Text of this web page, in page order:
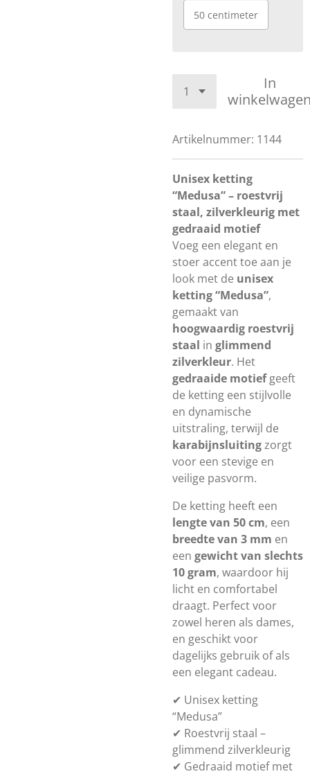
50 centimeter
In
Artikelnummer: 1144
Unisex ketting
“Medusa” – roestvrij
staal, zilverkleurig met
gedraaid motief
Voeg een elegant en
stoer accent toe aan je
look met de unisex
ketting “Medusa”,
gemaakt van
hoogwaardig roestvrij
staal in glimmend
zilverkleur. Het
gedraaide motiefgeeft
de ketting een stijlvolle
en dynamische
uitstraling, terwijl de
karabijnsluitingzorgt
voor een stevige en
veilige pasvorm.
De ketting heeft een
lengte van 50 cm, een
breedte van 3 mm en
een gewicht van slechts
10 gram, waardoor hij
licht en comfortabel
draagt. Perfect voor
zowel heren als dames,
en geschikt voor
dagelijks gebruik of als
een elegant cadeau.
✔ Unisex ketting
“Medusa”
✔ Roestvrij staal –
glimmend zilverkleurig
✔ Gedraaid motief met